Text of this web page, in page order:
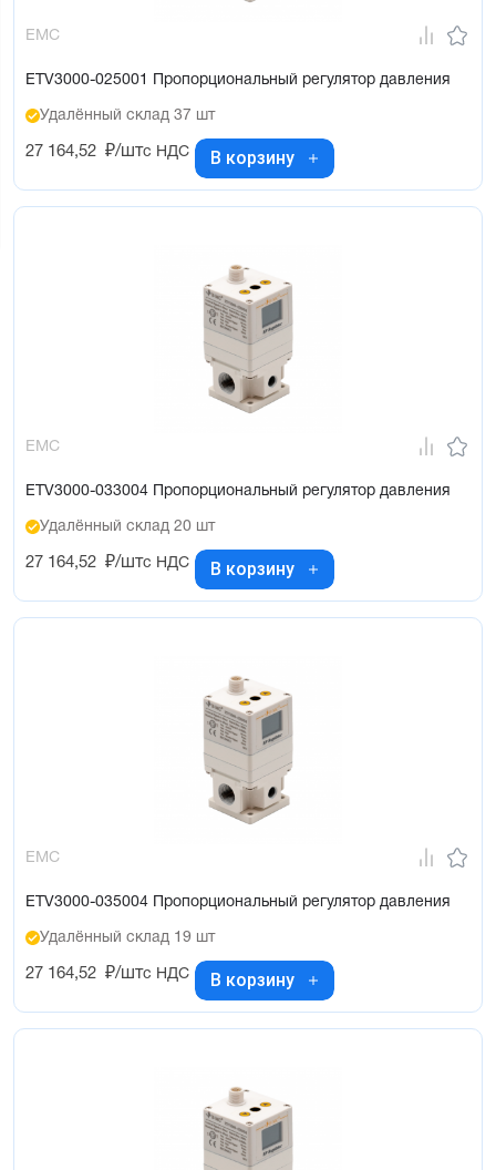
EMC
ETV3000-025001 Пропорциональный регулятор давления
Удалённый склад 37 шт
27 164,52 ₽/штс НДС В корзину
EMC
ETV3000-033004 Пропорциональный регулятор давления
Удалённый склад 20 шт
27 164,52 ₽/штс НДС В корзину
EMC
ETV3000-035004 Пропорциональный регулятор давления
Удалённый склад 19 шт
27 164,52 ₽/штс НДС В корзину